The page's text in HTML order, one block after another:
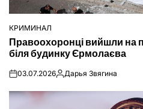
ОПУБЛІКУВАТИ
КРИМИНАЛ
Правоохоронці вийшли на
біля будинку Єрмолаєва
on03.07.2026Опубліковано
Дарья Звягина